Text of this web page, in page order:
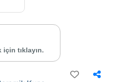
tıklayın.